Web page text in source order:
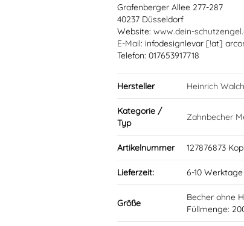
Grafenberger Allee 277-287
40237 Düsseldorf
Website: www.dein-
E-Mail: infodesignlevar [!at]
Telefon: 017653917718
Hersteller Heinrich
Kategorie /
Typ
Zahnbecher
Artikelnummer 127876873
Lieferzeit: 6-10 Werktage
Größe
Becher ohne
Füllmenge: